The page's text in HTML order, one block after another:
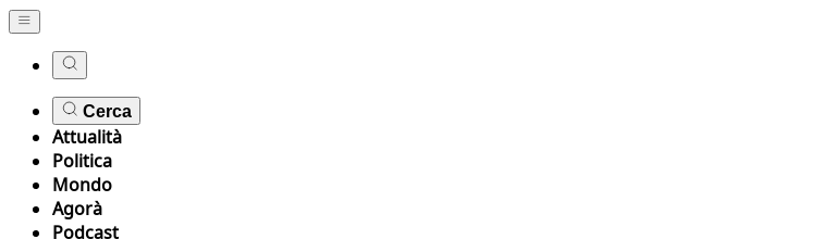
Cerca
Attualità
Politica
Mondo
Agorà
Podcast